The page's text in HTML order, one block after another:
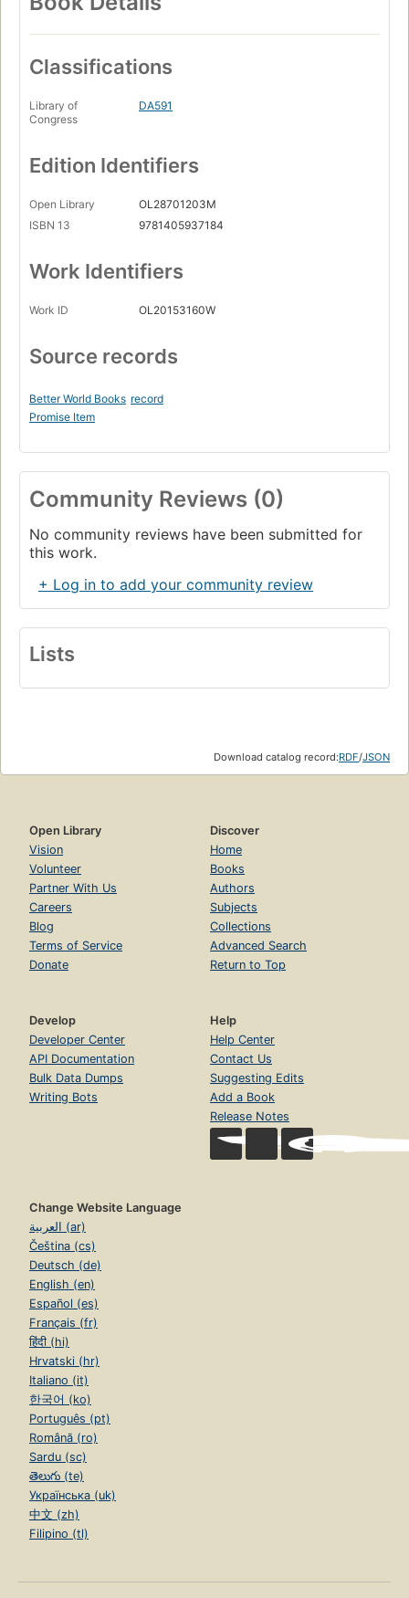
Classifications
Library of
Congress
DA591
Edition Identifiers
Open Library
OL28701203M
ISBN 13
9781405937184
Work Identifiers
Work ID OL20153160W
Source records
Better World Books record
Promise Item
Community Reviews (0)
No community reviews have been submitted for
this work.
+ Log in to add your community review
Lists
Download catalog record:RDF/JSON
Open Library
Vision
Volunteer
Partner With Us
Careers
Blog
Terms of Service
Donate
Discover
Home
Books
Authors
Subjects
Collections
Advanced Search
Return to Top
Develop
Developer Center
API Documentation
Bulk Data Dumps
Writing Bots
Help
Help Center
Contact Us
Suggesting Edits
Add a Book
Release Notes
Change Website Language
العربية (ar)
Čeština (cs)
Deutsch (de)
English (en)
Español (es)
Français (fr)
हिंदी (hi)
Hrvatski (hr)
Italiano (it)
한국어 (ko)
Português (pt)
Română (ro)
Sardu (sc)
తెలుగు (te)
Українська (uk)
中文 (zh)
Filipino (tl)